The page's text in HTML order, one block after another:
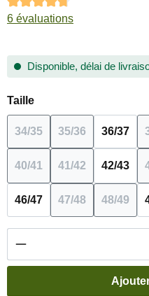
Note moyenne de 4.83 sur 5
6 évaluations
Disponible, délai de
Sélectionnez
Taille
34/35 35/36 36/37
40/41 41/42 42/43
46/47 47/48 48/49
Quantité de produit